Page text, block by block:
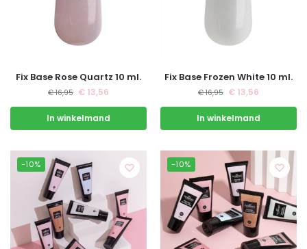
Fix Base Rose Quartz 10 ml.
€16,95 € 13,56
In winkelmand
Fix Base Frozen White 10 ml.
€16,95 € 13,56
In winkelmand
-10% -10%